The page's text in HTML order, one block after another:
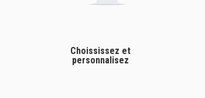
Choississez et
personnalisez